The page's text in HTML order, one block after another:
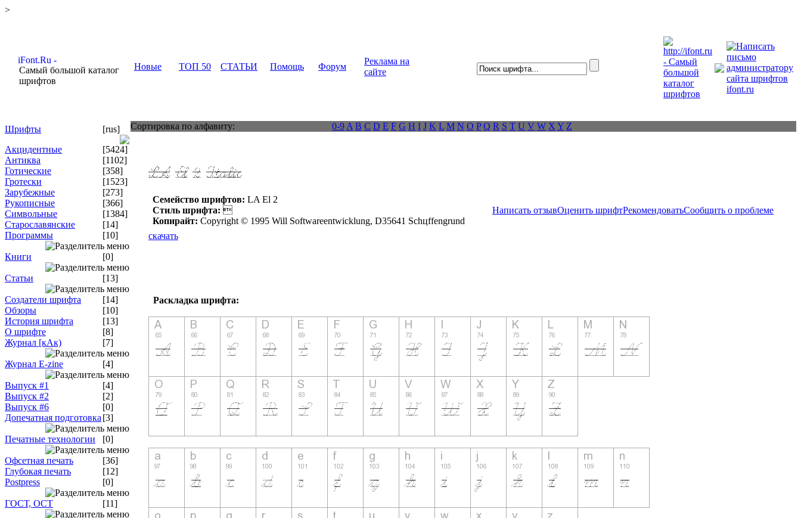
>
Самый большой каталог
шрифтов
Новые ТОП 50 СТАТЬИ Помощь Форум
Реклама на
сайте
Шрифты
[rus]
Акцидентные
[5424]
Антиква
[1102]
Готические
[358]
Гротески
[1523]
Зарубежные
[273]
Рукописные
[366]
Символьные
[1384]
Старославянские
[14]
Программы
[10]
Книги [0]
Статьи [13]
Создатели шрифта
[14]
Обзоры
[10]
История шрифта
[13]
О шрифте
[8]
Журнал [кАк)
[7]
Журнал E-zine [4]
Выпуск #1
[4]
Выпуск #2
[2]
Выпуск #6
[0]
Допечатная подготовка [3]
Печатные технологии [0]
Офсетная печать
[36]
Глубокая печать
[12]
Postpress
[0]
ГОСТ, ОСТ [11]
Сортировка по алфавиту: 0-9 A B C D E F G H I J K L M N O P Q R S T U V W X Y Z
Семейство шрифтов: LA El 2
Стиль шрифта: 
Копирайт: Copyright © 1995 Will Softwareentwicklung, D35641 Schцffengrund
Написать отзывОценить шрифтРекомендоватьСообщить о проблеме
скачать
Раскладка шрифта: